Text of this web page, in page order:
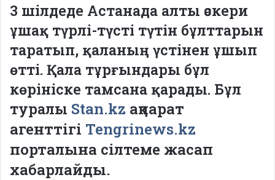
3 шілдеде Астанада алты әскери
ұшақ түрлі-түсті түтін бұлттарын
таратып, қаланың үстінен ұшып
өтті. Қала тұрғындары бұл
көрініске тамсана қарады. Бұл
туралы Stan.kz ақпарат
агенттігі Tengrinews.kz
порталына сілтеме жасап
хабарлайды.